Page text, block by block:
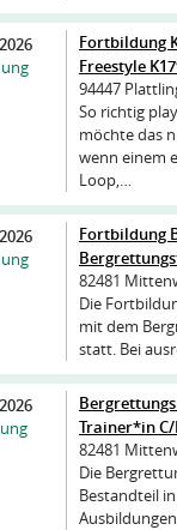
Fortbildung
Freestyle
94447
So richtig
möchte das
wenn einem
Loop,…
Fortbildung
82481
Die
mit dem
statt. Bei
Trainer*in C/
82481
Die
Bestandteil